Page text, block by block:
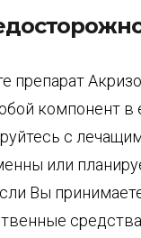
препарат
компонент в
с
или
Вы